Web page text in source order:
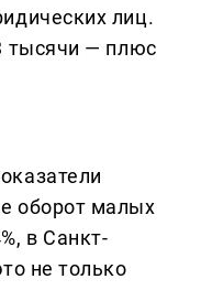
лиц.
тысячи — плюс
оборот малых
в Санкт-
не только